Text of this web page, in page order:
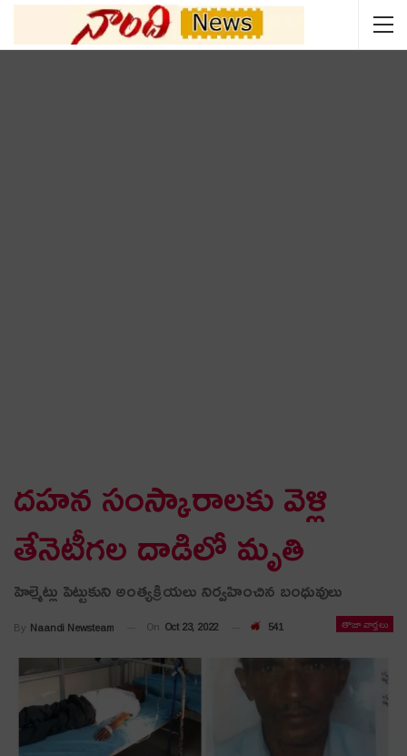
దహన సంస్కారాల‌కు వెళ్లి
తేనెటీగల దాడిలో మృతి
హెల్మెట్లు పెట్టుకుని అంత్య‌క్రియ‌లు నిర్వ‌హించిన బంధువులు
తాజా వార్తలు
By Naandi Newsteam On Oct 23, 2022 541